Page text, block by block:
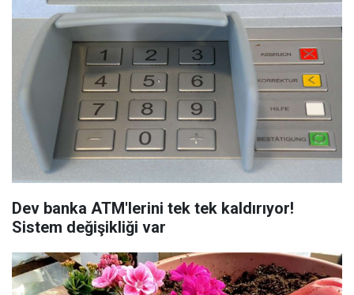
Dev banka ATM'lerini tek tek kaldırıyor!
Sistem değişikliği var